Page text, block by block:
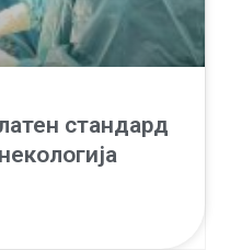
стандард